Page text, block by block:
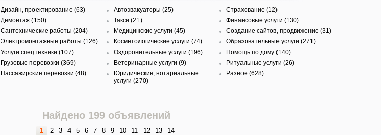
Дизайн, проектирование (63)
Демонтаж (150)
Сантехнические работы (204)
Электромонтажные работы (126)
Услуги спецтехники (107)
Грузовые перевозки (369)
Пассажирские перевозки (48)
Автоэвакуаторы (25)
Такси (21)
Медицинские услуги (45)
Косметологические услуги (74)
Оздоровительные услуги (196)
Ветеринарные услуги (9)
Юридические, нотариальные
услуги (270)
Страхование (12)
Финансовые услуги (130)
Создание сайтов, продвижение (31)
Образовательные услуги (271)
Помощь по дому (140)
Ритуальные услуги (26)
Разное (628)
Найдено 199 объявлений
1 2 3 4 5 6 7 8 9 10 11 12 13 14